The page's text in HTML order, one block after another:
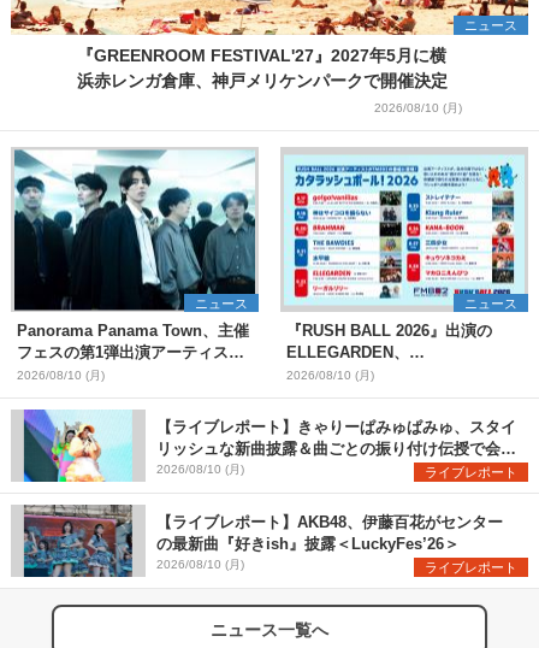
ニュース
『GREENROOM FESTIVAL'27』2027年5月に横
浜赤レンガ倉庫、神戸メリケンパークで開催決定
2026/08/10 (月)
ニュース
Panorama Panama Town、主催
フェスの第1弾出演アーティスト
として愛はズボーン、夜の本気ダ
ンスらを発表 「plus∈you」の
MVも公開に
2026/08/10 (月)
ニュース
『RUSH BALL 2026』出演の
ELLEGARDEN、
go!go!vanillas、BRAHMANら13
組がFM802に登場、他出演アーテ
ィストの“渾身の1曲”をセレクト
2026/08/10 (月)
【ライブレポート】きゃりーぱみゅぱみゅ、スタイ
リッシュな新曲披露＆曲ごとの振り付け伝授で会場
を盛り上げまくる！＜LuckyFes’26＞
2026/08/10 (月) ライブレポート
【ライブレポート】AKB48、伊藤百花がセンター
の最新曲『好きish』披露＜LuckyFes’26＞
2026/08/10 (月) ライブレポート
ニュース一覧へ